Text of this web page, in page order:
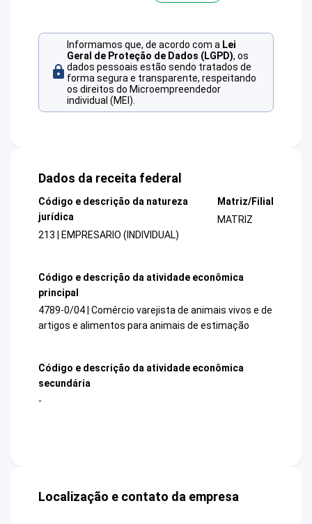
Informamos que, de acordo com a Lei
Geral de Proteção de Dados (LGPD), os
dados pessoais estão sendo tratados de
forma segura e transparente, respeitando
os direitos do Microempreendedor
individual (MEI).
Dados da receita federal
Código e descrição da natureza
jurídica
213 | EMPRESARIO (INDIVIDUAL)
Matriz/Filial
MATRIZ
Código e descrição da atividade econômica
principal
4789-0/04 | Comércio varejista de animais vivos e de
artigos e alimentos para animais de estimação
Código e descrição da atividade econômica
secundária
-
Localização e contato da empresa